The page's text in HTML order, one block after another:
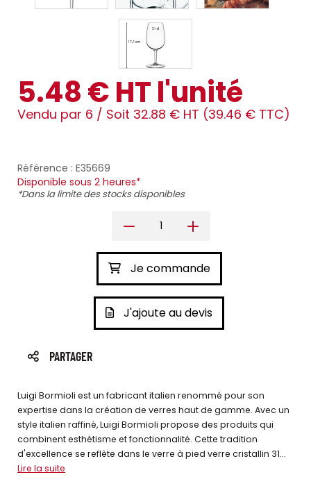
5.48 € HT l'unité
Vendu par 6 / Soit 32.88 € HT (39.46 € TTC)
Référence : E35669
Disponible sous 2 heures*
*Dans la limite des stocks disponibles
Je commande
J'ajoute au devis
PARTAGER
Luigi Bormioli est un fabricant italien renommé pour son
expertise dans la création de verres haut de gamme. Avec un
style italien raffiné, Luigi Bormioli propose des produits qui
combinent esthétisme et fonctionnalité. Cette tradition
d'excellence se reflète dans le verre à pied verre cristallin 31...
Lire la suite